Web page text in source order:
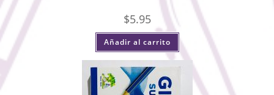
$5.95
Añadir al carrito